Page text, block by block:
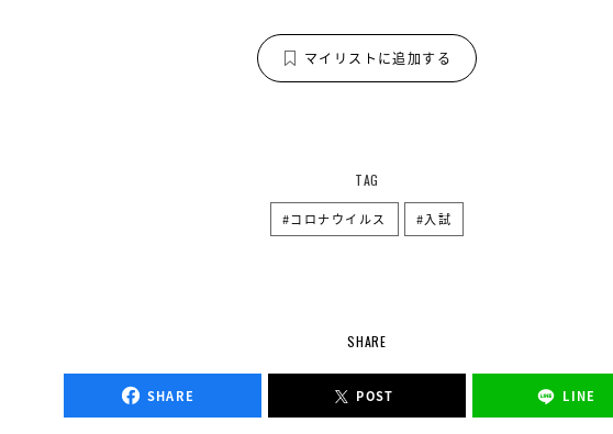
マイリストに追加する
TAG
コロナウイルス 入試
SHARE
SHARE POST LINE